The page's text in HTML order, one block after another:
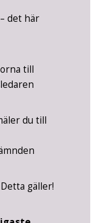
det här
till
du till
gäller!